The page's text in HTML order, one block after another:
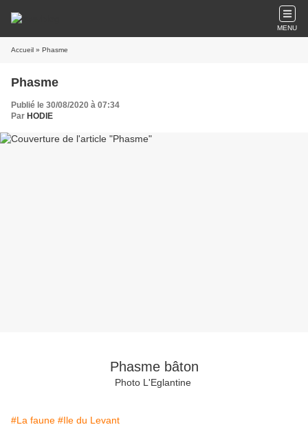
MENU
Accueil » Phasme
Phasme
Publié le 30/08/2020 à 07:34
Par HODIE
Phasme bâton
Photo L'Eglantine
#La faune #Ile du Levant